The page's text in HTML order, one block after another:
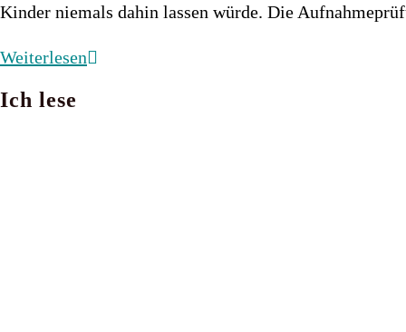
Kinder niemals dahin lassen würde. Die
WeiterlesenThe
Ich lese